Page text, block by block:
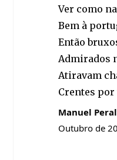
Ver como
Bem à
Então
Admirados
Atiravam
Crentes
Manuel
Outubro de